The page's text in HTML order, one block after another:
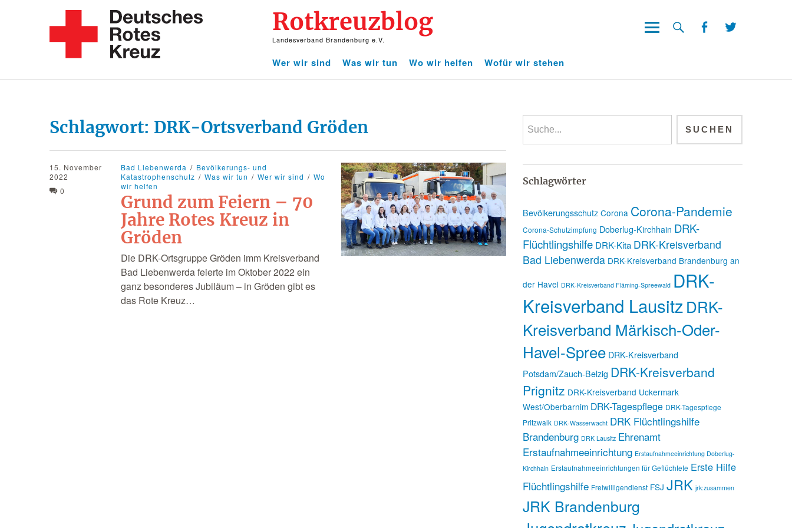
Rotkreuzblog
Landesverband Brandenburg e.V.
Wer wir sind
Was wir tun Wo wir helfen Wofür wir stehen
Schlagwort: DRK-Ortsverband Gröden
15. November
2022
0
Bad Liebenwerda
Bevölkerungs- und
Katastrophenschutz
Was wir tun Wer wir sind
Wo
wir helfen
Grund zum Feiern – 70
Jahre Rotes Kreuz in
Gröden
Die DRK-Ortsgruppe Gröden imm Kreisverband
Bad Liebenwerda feierte im Oktober 2022 ein
ganz besonderes Jubiläum – in Gröden gibt es
das Rote Kreuz…
Schlagwörter
Bevölkerungsschutz Corona Corona-Pandemie
Corona-Schutzimpfung Doberlug-Kirchhain DRK-
Flüchtlingshilfe DRK-Kita DRK-Kreisverband
Bad Liebenwerda DRK-Kreisverband Brandenburg an
der Havel DRK-Kreisverband Fläming-Spreewald DRK-
Kreisverband LausitzDRK-
Kreisverband Märkisch-Oder-
Havel-Spree DRK-Kreisverband
Potsdam/Zauch-Belzig DRK-Kreisverband
Prignitz DRK-Kreisverband Uckermark
West/Oberbarnim DRK-Tagespflege DRK-Tagespflege
Pritzwalk DRK-Wasserwacht DRK Flüchtlingshilfe
Brandenburg DRK Lausitz Ehrenamt
Erstaufnahmeeinrichtung Erstaufnahmeeinrichtung Doberlug-
Kirchhain Erstaufnahmeeinrichtungen für Geflüchtete Erste Hilfe
Flüchtlingshilfe Freiwilligendienst FSJ JRK jrk:zusammen
JRK Brandenburg